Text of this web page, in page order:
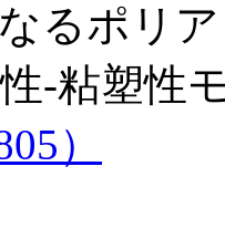
るポリ
-粘塑性
）